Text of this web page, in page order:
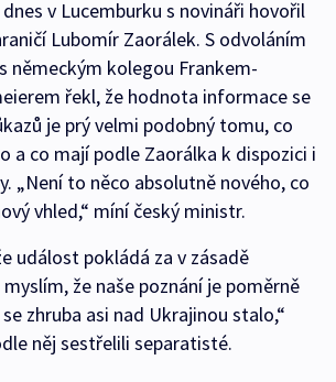
v Lucemburku s novináři hovořil
Lubomír Zaorálek. S odvoláním
německým kolegou Frankem-
řekl, že hodnota informace se
je prý velmi podobný tomu, co
a co mají podle Zaorálka k dispozici i
„Není to něco absolutně nového, co
vhled,“ míní český ministr.
událost pokládá za v zásadě
že naše poznání je poměrně
zhruba asi nad Ukrajinou stalo,“
něj sestřelili separatisté.